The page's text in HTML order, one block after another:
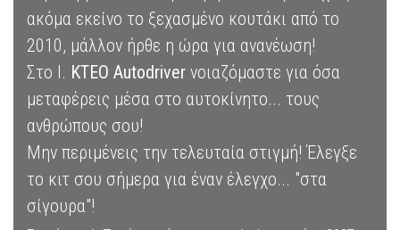
ακόμα εκείνο το ξεχασμένο κουτάκι από το
2010, μάλλον ήρθε η ώρα για ανανέωση!
Στο Ι. KTEO Autodriver νοιαζόμαστε για όσα
μεταφέρεις μέσα στο αυτοκίνητο... τους
ανθρώπους σου!
Μην περιμένεις την τελευταία στιγμή! Έλεγξε
το κιτ σου σήμερα για έναν έλεγχο... "στα
σίγουρα"!